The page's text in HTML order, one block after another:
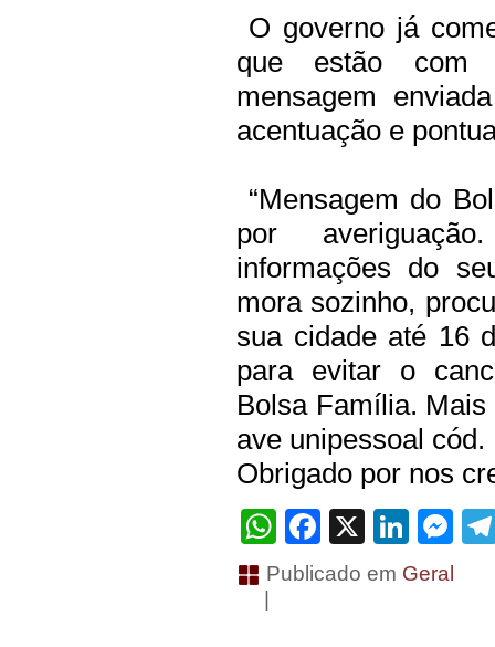
O governo já
que estão com
mensagem
acentuação e
“Mensagem do
por
informações do
mora sozinho,
sua cidade até 16
para evitar o
Bolsa Família.
ave unipessoal cód.
Obrigado por nos
WhatsApp
Facebook
X
Publicado em Geral